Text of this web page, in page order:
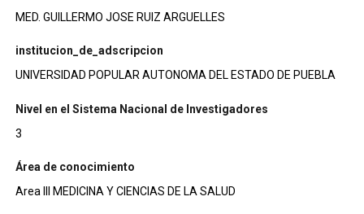
MED. GUILLERMO JOSE RUIZ ARGUELLES
institucion_de_adscripcion
UNIVERSIDAD POPULAR AUTONOMA DEL ESTADO DE PUEBLA
Nivel en el Sistema Nacional de Investigadores
3
Área de conocimiento
Area III MEDICINA Y CIENCIAS DE LA SALUD